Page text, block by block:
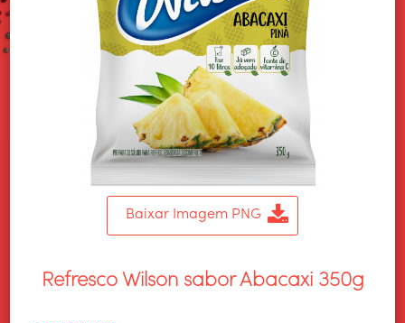
Baixar Imagem PNG
Refresco Wilson sabor Abacaxi 350g